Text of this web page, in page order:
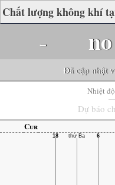
-
Đã cập nhật
Nhiệt
Dự báo
Cur